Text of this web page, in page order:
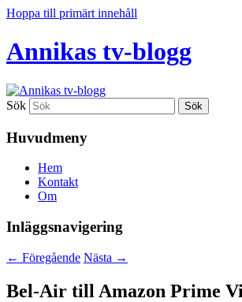
Hoppa till primärt innehåll
Annikas tv-blogg
Sök
Huvudmeny
Hem
Kontakt
Om
Inläggsnavigering
← Föregående Nästa →
Bel-Air till Amazon Prime